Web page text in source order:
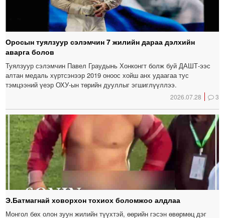
Оросын туялзуур сэлэмчин 7 жилийн дараа дэлхийн
аварга болов
Туялзуур сэлэмчин Павел Граудынь Хонконгт болж буй ДАШТ-ээс
алтан медаль хүртсэнээр 2019 оноос хойш анх удаагаа тус
тэмцээний үеэр ОХУ-ын төрийн дууллыг эгшиглүүллээ.
2026.07.28 3
Э.Батмагнай ховорхон тохиох боломжоо алдлаа
Монгол бөх олон зуун жилийн түүхтэй, өөрийн гэсэн өвөрмөц дэг